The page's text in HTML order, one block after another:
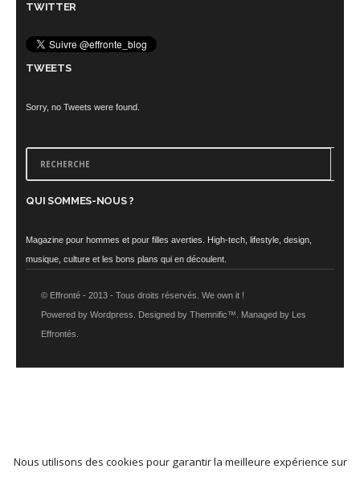
TWITTER
TWEETS
Sorry, no Tweets were found.
QUI SOMMES-NOUS ?
Magazine pour hommes et pour filles averties. High-tech, lifestyle, design,
musique, culture et les bons plans qui en découlent.
© Effronté - 2013 - Tous droits réservés. We own it !
Powered by Wordpress. Designed by Themnific™. Managed by Les
Effrontés.
Nous utilisons des cookies pour garantir la meilleure expérience sur